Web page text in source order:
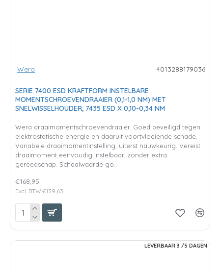
Wera 4013288179036
SERIE 7400 ESD KRAFTFORM INSTELBARE
MOMENTSCHROEVENDRAAIER (0,1-1,0 NM) MET
SNELWISSELHOUDER, 7435 ESD X 0,10-0,34 NM
Wera draaimomentschroevendraaier. Goed beveiligd tegen
elektrostatische energie en daaruit voortvloeiende schade.
Variabele draaimomentinstelling, uiterst nauwkeurig. Vereist
draaimoment eenvoudig instelbaar, zonder extra
gereedschap. Schaalwaarde go..
€168,95
Excl. BTW:€139,63
LEVERBAAR 3 /5 DAGEN